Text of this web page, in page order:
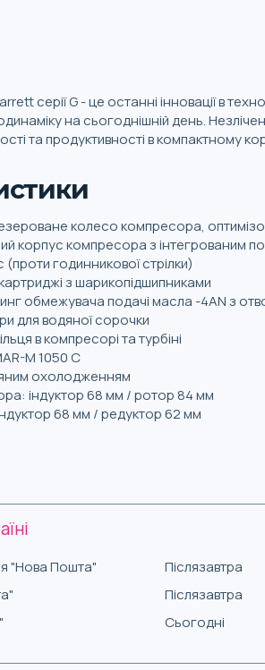
серії G - це останні інновації в
на сьогоднішній день.
та продуктивності в компактному
колесо компресора,
корпус компресора з інтегрованим
годинникової стрілки)
картриджі з шарикопідшипниками
обмежувача подачі масла -4AN з
для водяної сорочки
в компресорі та турбіні
M 1050 C
охолодженням
індуктор 68 мм / ротор 84 мм
68 мм / редуктор 62 мм
"Нова Пошта" Післязавтра
Післязавтра
Сьогодні